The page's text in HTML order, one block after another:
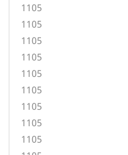
1105
1105
1105
1105
1105
1105
1105
1105
1105